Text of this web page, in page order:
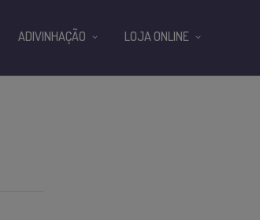
ADIVINHAÇÃO LOJA ONLINE